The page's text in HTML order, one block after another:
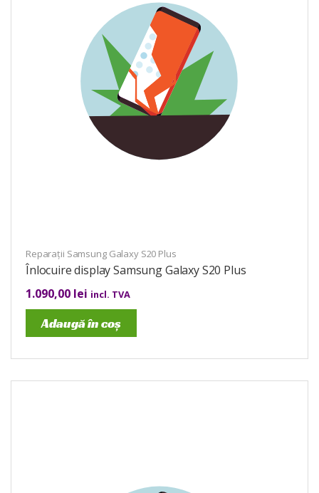
Reparații Samsung Galaxy S20 Plus
Înlocuire display Samsung Galaxy S20 Plus
1.090,00 lei incl. TVA
Adaugă în coș